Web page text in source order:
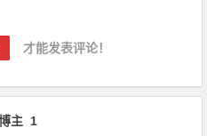
才能发表评论！
主 1